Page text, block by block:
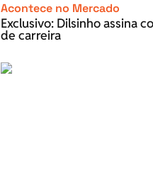
Acontece no Mercado
Exclusivo: Dilsinho assina
de carreira